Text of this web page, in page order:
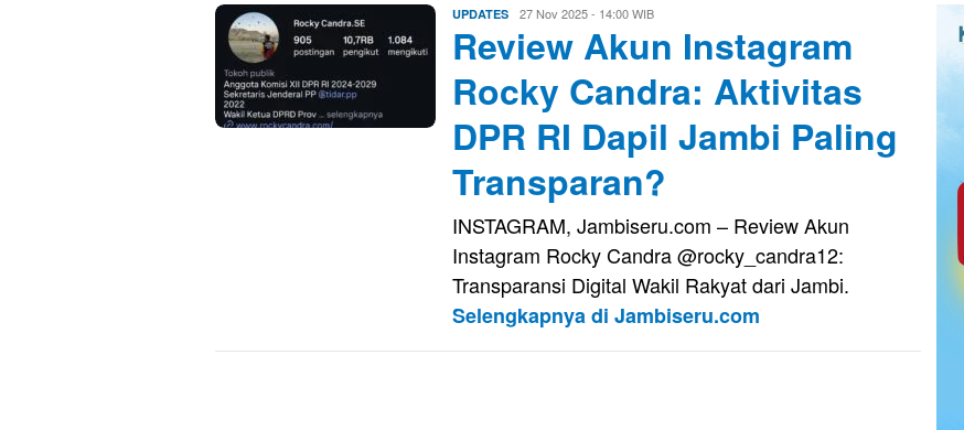
UPDATES Evo
Kusnady
27 Nov 2025 - 14:00 WIB
Review Akun Instagram
Rocky Candra: Aktivitas
DPR RI Dapil Jambi Paling
Transparan?
INSTAGRAM, Jambiseru.com – Review Akun
Instagram Rocky Candra @rocky_candra12:
Transparansi Digital Wakil Rakyat dari Jambi.
Selengkapnya di Jambiseru.com